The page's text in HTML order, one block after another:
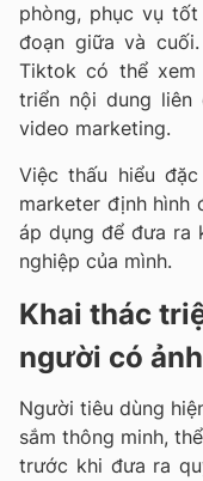
phòng, phục vụ
đoạn giữa và
Tiktok có thể
triển nội dung liên
video marketing.
Việc thấu hiểu
marketer định hình
áp dụng để đưa ra
nghiệp của mình.
Khai thác
người có
Người tiêu dùng
sắm thông minh,
trước khi đưa ra